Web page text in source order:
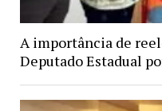
A importância de
Deputado Estadual